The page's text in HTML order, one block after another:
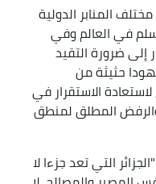
المنابر الدولية
في العالم وفي
ضرورة التقيد
حثيثة من
الاستقرار في
المطلق لمنطق
التي تعد جزءا لا